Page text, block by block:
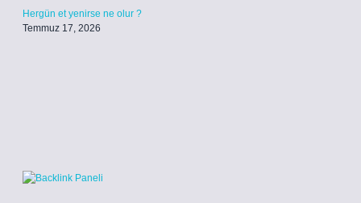
Hergün et yenirse ne olur ?
Temmuz 17, 2026